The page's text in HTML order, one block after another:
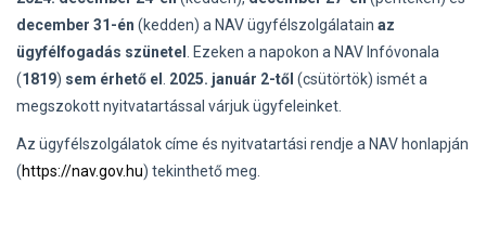
december 31-én (kedden) a NAV ügyfélszolgálatain az
ügyfélfogadás szünetel . Ezeken a napokon a NAV Infóvonala
(1819) sem érhető el . 2025. január 2-től (csütörtök) ismét a
megszokott nyitvatartással várjuk ügyfeleinket.
Az ügyfélszolgálatok címe és nyitvatartási rendje a NAV honlapján
(https://nav.gov.hu) tekinthető meg.